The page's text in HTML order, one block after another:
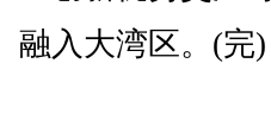
融入大湾区。(完)